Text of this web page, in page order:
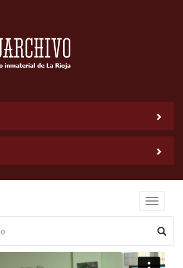
Toggle